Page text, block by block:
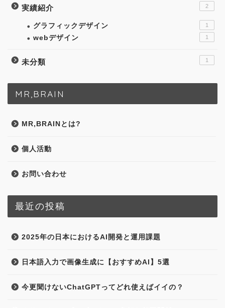
実績紹介 2
グラフィックデザイン 1
webデザイン 1
未分類 1
MR,BRAIN
MR,BRAINとは?
個人活動
お問い合わせ
最近の投稿
2025年の日本におけるAI開発と運用課題
日本語入力で画像生成に【おすすめAI】5選
今更聞けないChatGPTってどれ使えばイイの？